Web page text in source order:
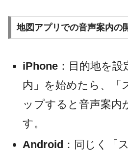
地図アプリでの音声案内の
iPhone ：目的地を
内」を始めたら、「
ップすると音声案内
す。
Android ：同じく「